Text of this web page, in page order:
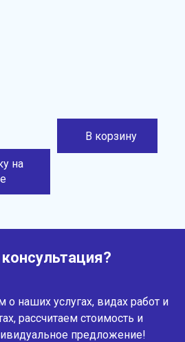
на
В корзину
наших услугах, видах работ и
рассчитаем стоимость и
предложение!